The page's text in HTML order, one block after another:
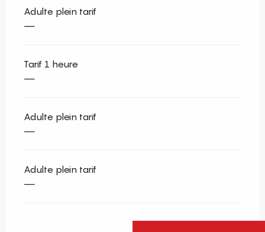
Adulte plein tarif
—
Tarif 1 heure
—
Adulte plein tarif
—
Adulte plein tarif
—